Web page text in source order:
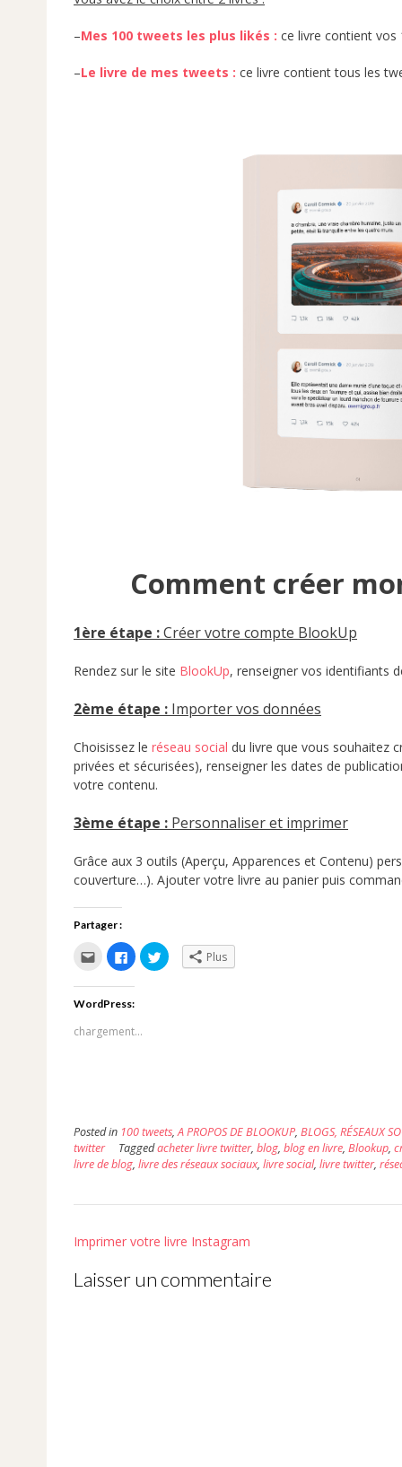
–Mes 100 tweets les plus likés : ce livre contient vos
–Le livre de mes tweets : ce livre contient tous les
Comment créer
1ère étape :Créer votre compte BlookUp
Rendez sur le site BlookUp, renseigner vos identifiants
2ème étape : Importer vos données
Choisissez le réseau social du livre que vous souhaitez
privées et sécurisées), renseigner les dates de
votre contenu.
3ème étape : Personnaliser et imprimer
Grâce aux 3 outils (Aperçu, Apparences et Contenu)
couverture…). Ajouter votre livre au panier puis
Partager :
Cliquez
pour
envoyer
par
e-
mail
un
ami(ouvre
Cliquez
pour
partager
sur
dans
nouvelle
fenêtre)
Cliquez
pour Plus
WordPress:
chargement…
Posted in 100 tweets,A PROPOS DE BLOOKUP, BLOGS, RÉSEAUX
twitter
Taggedacheter livre twitter, blog, blog en livre, Blookup,
livre de blog, livre des réseaux sociaux, livre social, livre twitter,
Post
Imprimer votre livre Instagram
Laisser un commentaire